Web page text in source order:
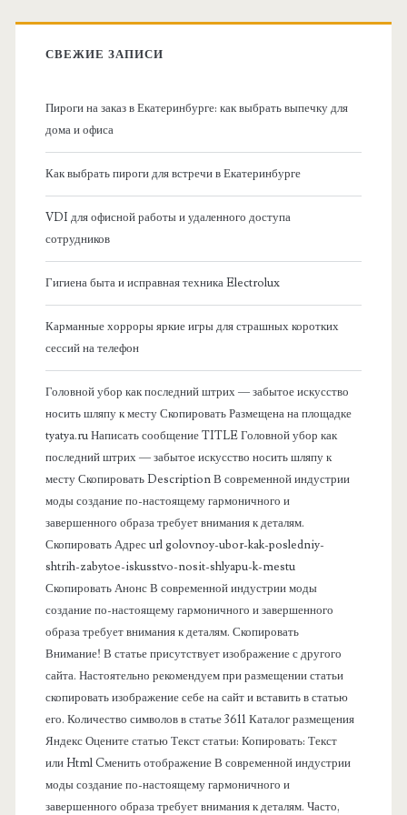
:
СВЕЖИЕ ЗАПИСИ
Пироги на заказ в Екатеринбурге: как выбрать выпечку для
дома и офиса
Как выбрать пироги для встречи в Екатеринбурге
VDI для офисной работы и удаленного доступа
сотрудников
Гигиена быта и исправная техника Electrolux
Карманные хорроры яркие игры для страшных коротких
сессий на телефон
Головной убор как последний штрих — забытое искусство
носить шляпу к месту Скопировать Размещена на площадке
tyatya.ru Написать сообщение TITLE Головной убор как
последний штрих — забытое искусство носить шляпу к
месту Скопировать Description В современной индустрии
моды создание по-настоящему гармоничного и
завершенного образа требует внимания к деталям.
Скопировать Адрес url golovnoy-ubor-kak-posledniy-
shtrih-zabytoe-iskusstvo-nosit-shlyapu-k-mestu
Скопировать Анонс В современной индустрии моды
создание по-настоящему гармоничного и завершенного
образа требует внимания к деталям. Скопировать
Внимание! В статье присутствует изображение с другого
сайта. Настоятельно рекомендуем при размещении статьи
скопировать изображение себе на сайт и вставить в статью
его. Количество символов в статье 3611 Каталог размещения
Яндекс Оцените статью Текст статьи: Копировать: Текст
или Html Cменить отображение В современной индустрии
моды создание по-настоящему гармоничного и
завершенного образа требует внимания к деталям. Часто,